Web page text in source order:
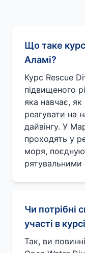
Що таке
Аламі?
Курс Rescue
підвищеного
яка навчає, як
реагувати на
дайвінгу. У
проходять у
моря,
рятувальними
Чи потрібні
участі в
Так, ви